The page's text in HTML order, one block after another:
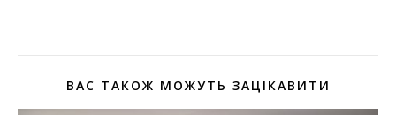
ВАС ТАКОЖ МОЖУТЬ ЗАЦІКАВИТИ